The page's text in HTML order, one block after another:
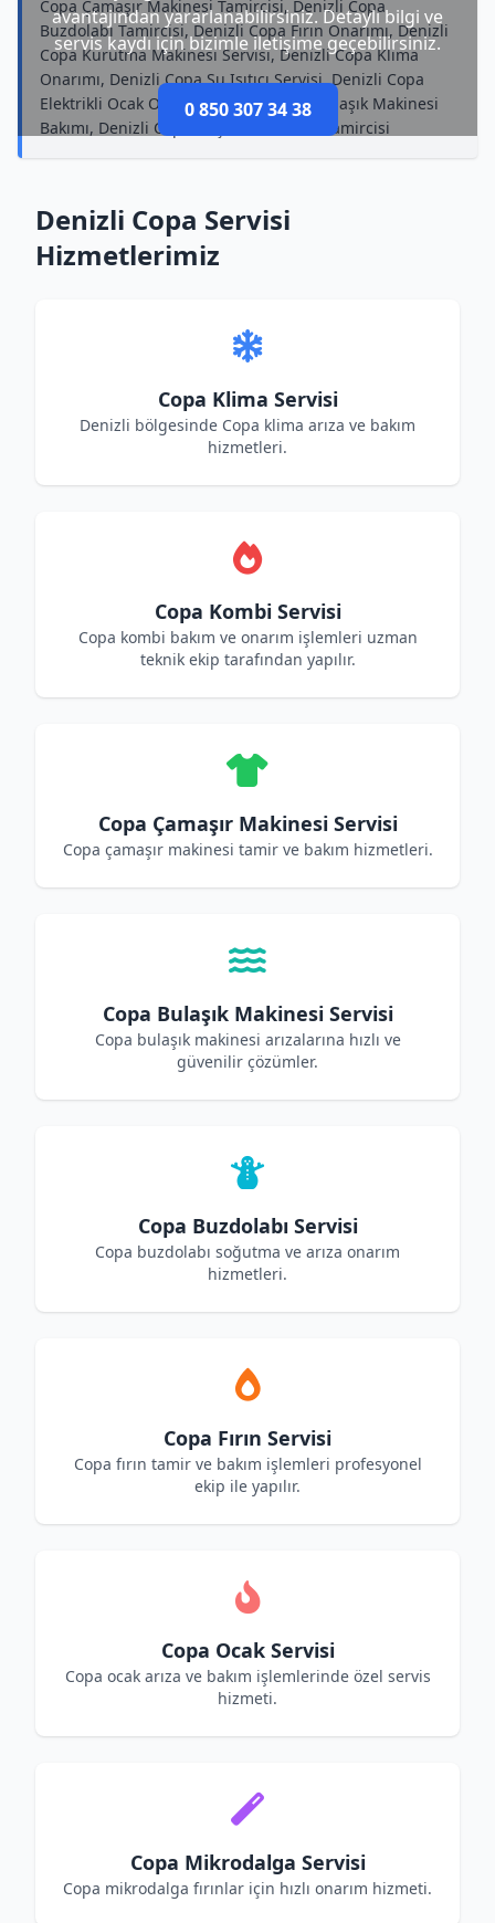
avantajından yararlanabilirsiniz. Detaylı bilgi ve
servis kaydı için bizimle iletişime geçebilirsiniz.
0 850 307 34 38
Copa Çamaşır Makinesi Tamircisi, Denizli Copa
Buzdolabı Tamircisi, Denizli Copa Fırın Onarımı, Denizli
Copa Kurutma Makinesi Servisi, Denizli Copa Klima
Onarımı, Denizli Copa Su Isıtıcı Servisi, Denizli Copa
Elektrikli Ocak Onarımı, Denizli Copa Bulaşık Makinesi
Bakımı, Denizli Copa Küçük Ev Aletleri Tamircisi
Denizli Copa Servisi
Hizmetlerimiz
Copa Klima Servisi
Denizli bölgesinde Copa klima arıza ve bakım
hizmetleri.
Copa Kombi Servisi
Copa kombi bakım ve onarım işlemleri uzman
teknik ekip tarafından yapılır.
Copa Çamaşır Makinesi Servisi
Copa çamaşır makinesi tamir ve bakım hizmetleri.
Copa Bulaşık Makinesi Servisi
Copa bulaşık makinesi arızalarına hızlı ve
güvenilir çözümler.
Copa Buzdolabı Servisi
Copa buzdolabı soğutma ve arıza onarım
hizmetleri.
Copa Fırın Servisi
Copa fırın tamir ve bakım işlemleri profesyonel
ekip ile yapılır.
Copa Ocak Servisi
Copa ocak arıza ve bakım işlemlerinde özel servis
hizmeti.
Copa Mikrodalga Servisi
Copa mikrodalga fırınlar için hızlı onarım hizmeti.